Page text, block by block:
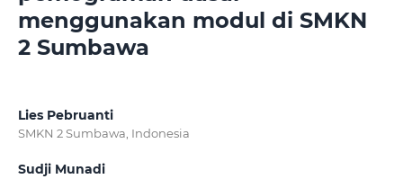
menggunakan modul di SMKN
2 Sumbawa
Lies Pebruanti
SMKN 2 Sumbawa, Indonesia
Sudji Munadi